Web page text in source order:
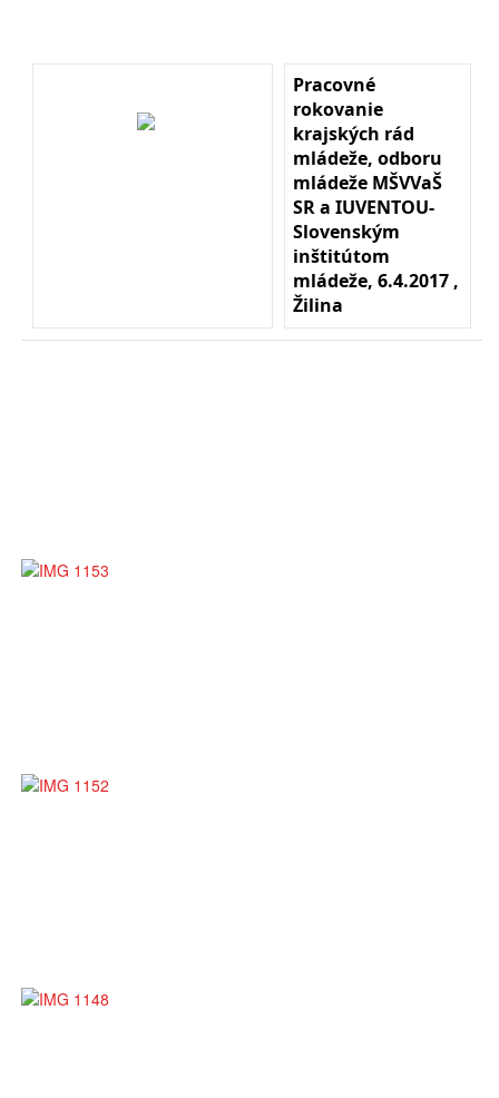
Pracovné
rokovanie
krajských rád
mládeže, odboru
mládeže MŠVVaŠ
SR a IUVENTOU-
Slovenským
inštitútom
mládeže, 6.4.2017 ,
Žilina